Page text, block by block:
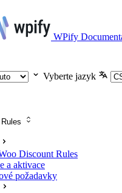
WPify
Vyberte jazyk
Discount Rules
a aktivace
požadavky